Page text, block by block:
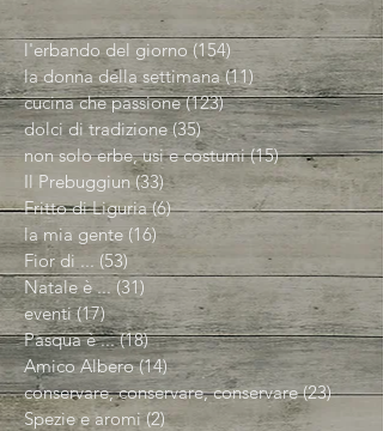
l'erbando del giorno (154) 154 post
la donna della settimana (11)11 post
cucina che passione (123)123 post
dolci di tradizione (35)35 post
non solo erbe, usi e costumi (15)15 post
Il Prebuggiun (33)33 post
Fritto di Liguria (6)6 post
la mia gente (16)16 post
Fior di ... (53)53 post
Natale è ...
(31) 31 post
eventi (17)17 post
Pasqua è ... (18)18 post
Amico Albero (14)14 post
conservare, conservare, conservare (23)23 post
Spezie e aromi (2)2 post